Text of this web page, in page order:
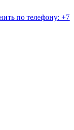
по телефону: +7